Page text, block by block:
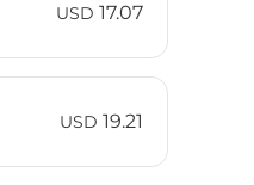
USD 17.07
USD 19.21